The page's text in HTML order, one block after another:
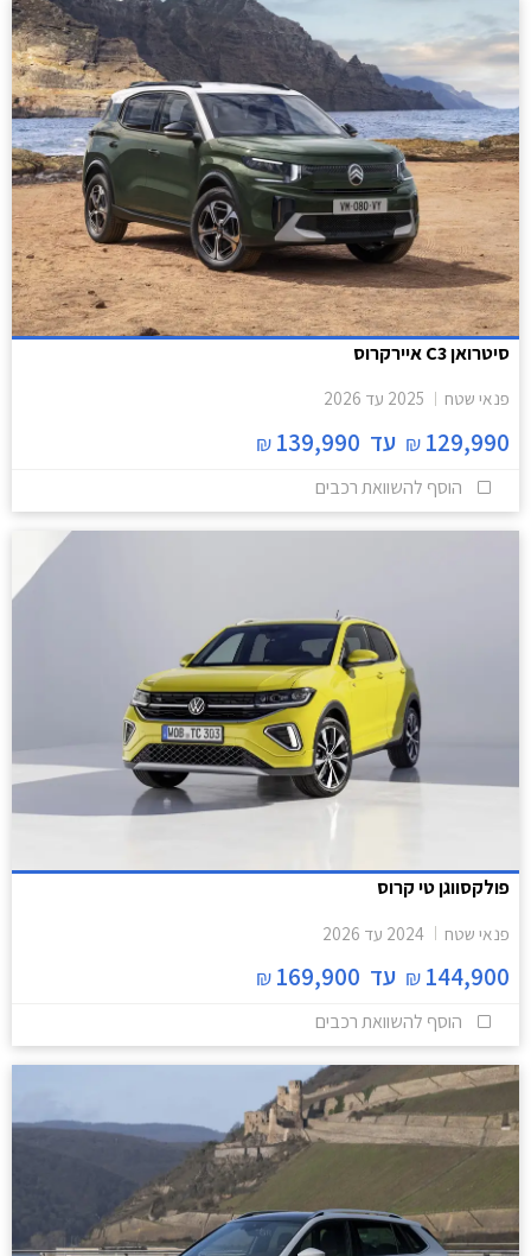
סיטרואן C3 איירקרוס
פנאי שטח 2025 עד 2026
129,990
₪ עד 139,990
₪
הוסף להשוואת רכבים
פולקסווגן טי קרוס
פנאי שטח 2024 עד 2026
144,900
₪ עד 169,900
₪
הוסף להשוואת רכבים